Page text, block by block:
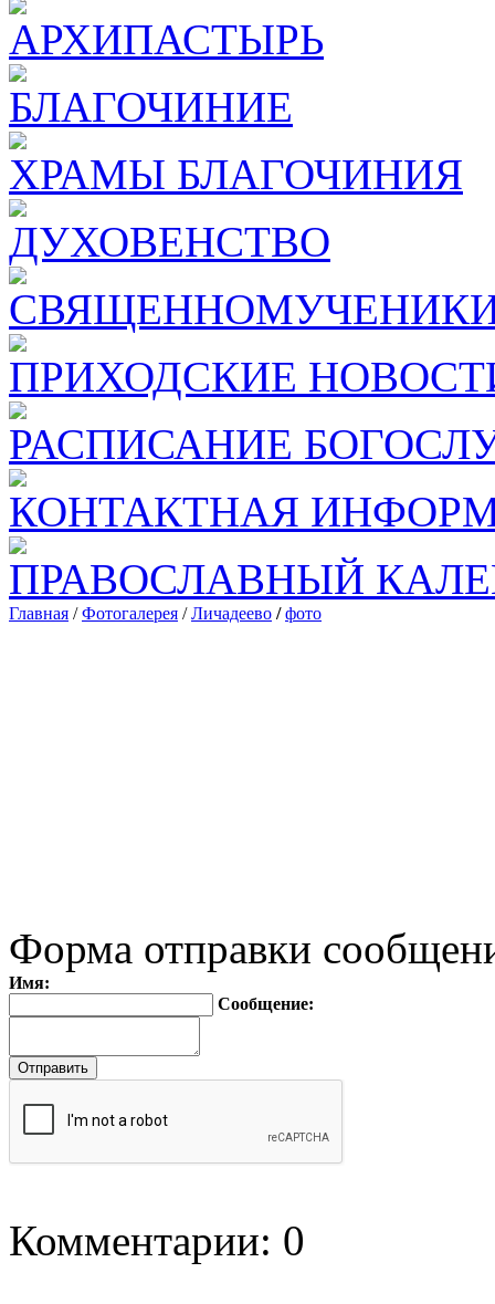
АРХИПАСТЫРЬ
БЛАГОЧИНИЕ
ХРАМЫ БЛАГОЧИНИЯ
ДУХОВЕНСТВО
ПРИХОДСКИЕ
РАСПИСАНИЕ
КОНТАКТНАЯ
ПРАВОСЛАВНЫЙ
Главная /Фотогалерея /Личадеево /фото
Форма отправки
Имя:
Сообщение:
Комментарии: 0